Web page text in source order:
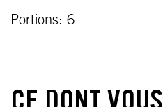
Portions: 6